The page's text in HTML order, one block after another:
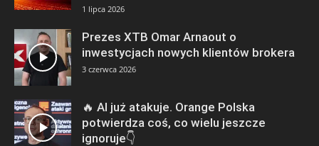
1 lipca 2026
Prezes XTB Omar Arnaout o
inwestycjach nowych klientów brokera
3 czerwca 2026
🔥 AI już atakuje. Orange Polska
potwierdza coś, co wielu jeszcze
ignoruje👇